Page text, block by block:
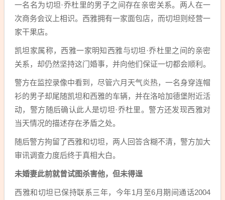
一名名为切坦·乔杜里的男子之间存在亲密关系。两人在一
次商务会议上相识。西雅拥有一家面包店，而切坦则经营一
家干果店。
凯坦家属称，西雅一家明知西雅与切坦·乔杜里之间的亲密
关系，却仍然坚持这门婚事，并向他们保证一切都会顺利。
警方在监控录像中看到，尽管六月天气炎热，一名身穿连帽
衫的男子却尾随凯坦和西雅的车辆，并在洛哈加德堡附近活
动，警方随后确认此人是切坦·乔杜里。警方还发现西雅对
当天情况的描述存在矛盾之处。
随后警方拘留了西雅和切坦，两人回答含糊不清，警方加大
审讯调查力度后终于真相大白。
未婚妻此前就曾试图杀害他，但未得逞
西雅和切坦已保持联系三年，今年1月至6月期间通话2004